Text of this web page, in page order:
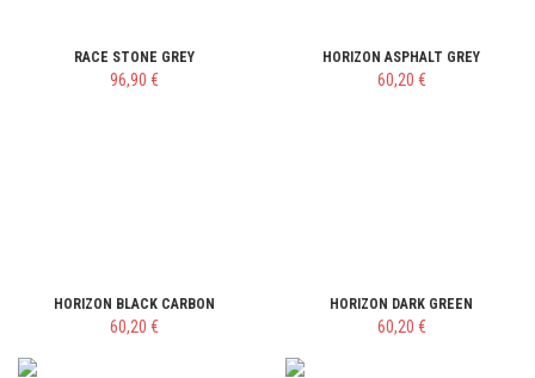
RACE STONE GREY
96,90 €
HORIZON ASPHALT GREY
60,20 €
HORIZON BLACK CARBON
60,20 €
HORIZON DARK GREEN
60,20 €